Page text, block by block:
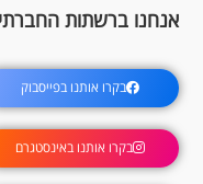
אנחנו ברשתות
בקרו אותנו בפייסבוק
בקרו אותנו באינסטגרם